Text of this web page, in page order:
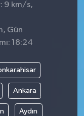
9 km/s,
Gün
18:24
Ankara
Aydın